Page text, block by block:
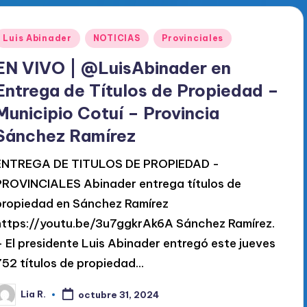
Luis Abinader NOTICIAS Provinciales
VIVO | @LuisAbinader en
de Títulos de Propiedad –
Cotuí – Provincia
Ramírez
DE TITULOS DE PROPIEDAD -
Abinader entrega títulos de
en Sánchez Ramírez
youtu.be/3u7ggkrAk6A Sánchez Ramírez.
El presidente Luis Abinader entregó este jueves
títulos de propiedad…
Lia R. octubre 31, 2024